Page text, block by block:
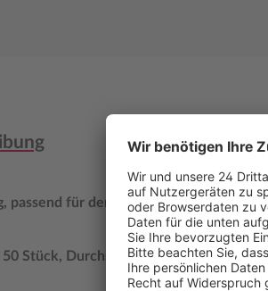
passend für den HandwerkTimer edition
Stück, Durchschreibesatz)